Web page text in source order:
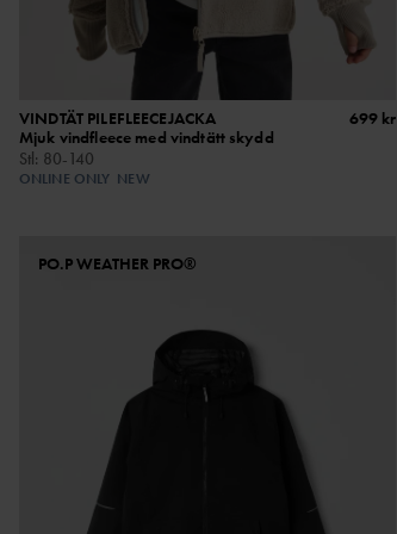
VINDTÄT PILEFLEECEJACKA
Mjuk vindfleece med vindtätt skydd
Stl: 80-140
ONLINE ONLY NEW
699 kr
PO.P WEATHER PRO®